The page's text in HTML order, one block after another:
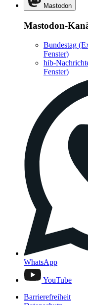
Mastodon
Mastodon-
Bundestag
Fenster)
hib-
Fenster)
WhatsApp
YouTube
Barrierefreiheit